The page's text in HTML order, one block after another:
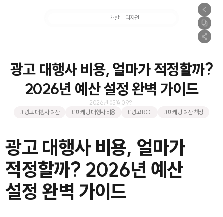
개발 디자인
광고 대행사 비용, 얼마가 적정할까?
2026년 예산 설정 완벽 가이드
2026년 05월 09일
#광고 대행사 예산
#마케팅 대행사 비용 #광고 ROI #마케팅 예산 책정
광고 대행사 비용, 얼마가
적정할까? 2026년 예산
설정 완벽 가이드